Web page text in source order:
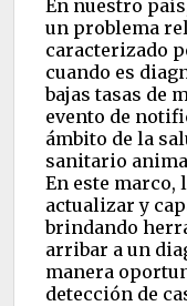
En nuestro
un problema
caracterizado
cuando es
bajas tasas de
evento de
ámbito de la
sanitario
En este marco,
actualizar y
brindando
arribar a un
manera
detección de